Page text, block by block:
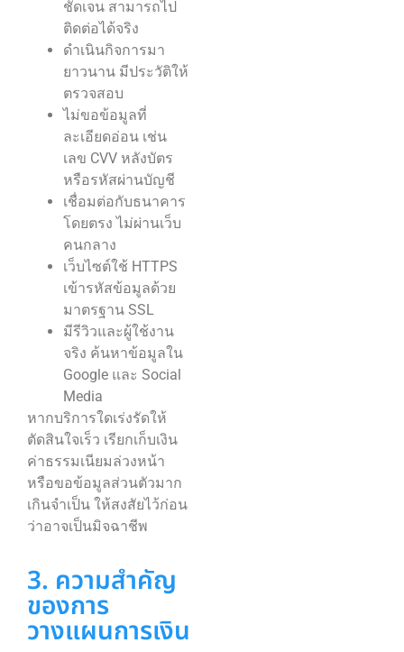
ชัดเจน สามารถไป
ติดต่อได้จริง
ดำเนินกิจการมา
ยาวนาน มีประวัติให้
ตรวจสอบ
ไม่ขอข้อมูลที่
ละเอียดอ่อน เช่น
เลข CVV หลังบัตร
หรือรหัสผ่านบัญชี
เชื่อมต่อกับธนาคาร
โดยตรง ไม่ผ่านเว็บ
คนกลาง
เว็บไซต์ใช้ HTTPS
เข้ารหัสข้อมูลด้วย
มาตรฐาน SSL
มีรีวิวและผู้ใช้งาน
จริง ค้นหาข้อมูลใน
Google และ Social
Media
หากบริการใดเร่งรัดให้
ตัดสินใจเร็ว เรียกเก็บเงิน
ค่าธรรมเนียมล่วงหน้า
หรือขอข้อมูลส่วนตัวมาก
เกินจำเป็น ให้สงสัยไว้ก่อน
ว่าอาจเป็นมิจฉาชีพ
3. ความสำคัญ
ของการ
วางแผนการเงิน